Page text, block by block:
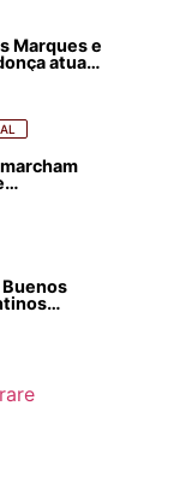
Marques e
atuam
Buenos